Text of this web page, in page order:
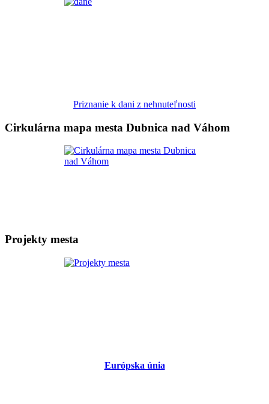
Priznanie k dani z nehnuteľnosti
Cirkulárna mapa mesta Dubnica nad Váhom
Projekty mesta
Európska únia